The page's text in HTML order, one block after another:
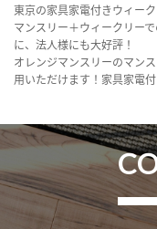
東京の家具家電付きウィー
マンスリー＋ウィークリー
に、法人様にも大好評！
オレンジマンスリーのマン
用いただけます！家具家電